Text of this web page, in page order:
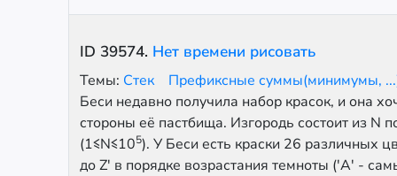
ID 39574. Нет времени рисовать
Темы: Стек
Префиксные суммы(минимумы,
Беси недавно получила набор красок, и она
стороны её пастбища. Изгородь состоит из N
(1≤N≤105). У Беси есть краски 26 различных
до Z' в порядке возрастания темноты ('A' -